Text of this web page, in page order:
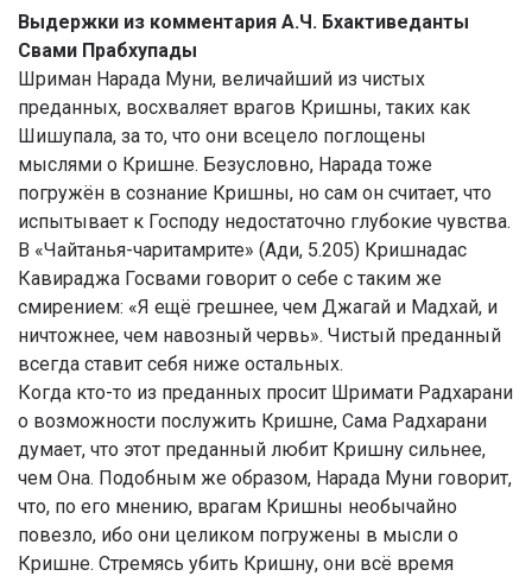
Выдержки из комментария А.Ч. Бхактиведанты
Свами Прабхупады
Шриман Нарада Муни, величайший из чистых
преданных, восхваляет врагов Кришны, таких как
Шишупала, за то, что они всецело поглощены
мыслями о Кришне. Безусловно, Нарада тоже
погружён в сознание Кришны, но сам он считает, что
испытывает к Господу недостаточно глубокие чувства.
В «Чайтанья-чаритамрите» (Ади, 5.205) Кришнадас
Кавираджа Госвами говорит о себе с таким же
смирением: «Я ещё грешнее, чем Джагай и Мадхай, и
ничтожнее, чем навозный червь». Чистый преданный
всегда ставит себя ниже остальных.
Когда кто-то из преданных просит Шримати Радхарани
о возможности послужить Кришне, Сама Радхарани
думает, что этот преданный любит Кришну сильнее,
чем Она. Подобным же образом, Нарада Муни говорит,
что, по его мнению, врагам Кришны необычайно
повезло, ибо они целиком погружены в мысли о
Кришне. Стремясь убить Кришну, они всё время